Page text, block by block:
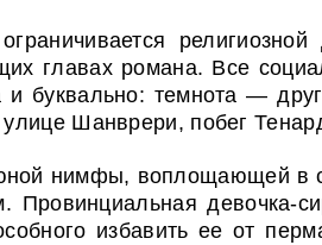
главах романа. Все
буквально: темнота —
Шанврери, побег
нимфы, воплощающей в
девочка-
избавить ее от